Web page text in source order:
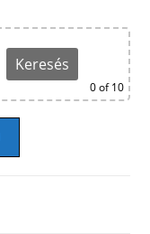
Keresés
0of 10